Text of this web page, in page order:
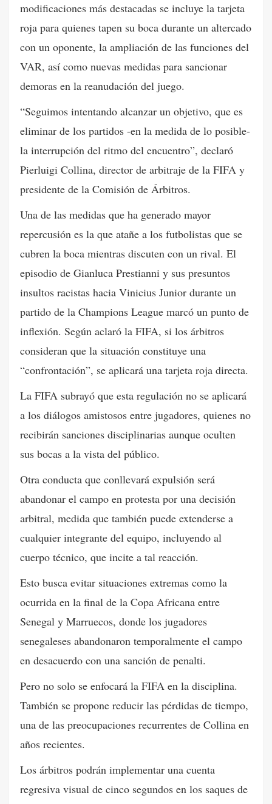
modificaciones más destacadas se incluye la tarjeta
roja para quienes tapen su boca durante un altercado
con un oponente, la ampliación de las funciones del
VAR, así como nuevas medidas para sancionar
demoras en la reanudación del juego.
“Seguimos intentando alcanzar un objetivo, que es
eliminar de los partidos -en la medida de lo posible-
la interrupción del ritmo del encuentro”, declaró
Pierluigi Collina, director de arbitraje de la FIFA y
presidente de la Comisión de Árbitros.
Una de las medidas que ha generado mayor
repercusión es la que atañe a los futbolistas que se
cubren la boca mientras discuten con un rival. El
episodio de Gianluca Prestianni y sus presuntos
insultos racistas hacia Vinicius Junior durante un
partido de la Champions League marcó un punto de
inflexión. Según aclaró la FIFA, si los árbitros
consideran que la situación constituye una
“confrontación”, se aplicará una tarjeta roja directa.
La FIFA subrayó que esta regulación no se aplicará
a los diálogos amistosos entre jugadores, quienes no
recibirán sanciones disciplinarias aunque oculten
sus bocas a la vista del público.
Otra conducta que conllevará expulsión será
abandonar el campo en protesta por una decisión
arbitral, medida que también puede extenderse a
cualquier integrante del equipo, incluyendo al
cuerpo técnico, que incite a tal reacción.
Esto busca evitar situaciones extremas como la
ocurrida en la final de la Copa Africana entre
Senegal y Marruecos, donde los jugadores
senegaleses abandonaron temporalmente el campo
en desacuerdo con una sanción de penalti.
Pero no solo se enfocará la FIFA en la disciplina.
También se propone reducir las pérdidas de tiempo,
una de las preocupaciones recurrentes de Collina en
años recientes.
Los árbitros podrán implementar una cuenta
regresiva visual de cinco segundos en los saques de